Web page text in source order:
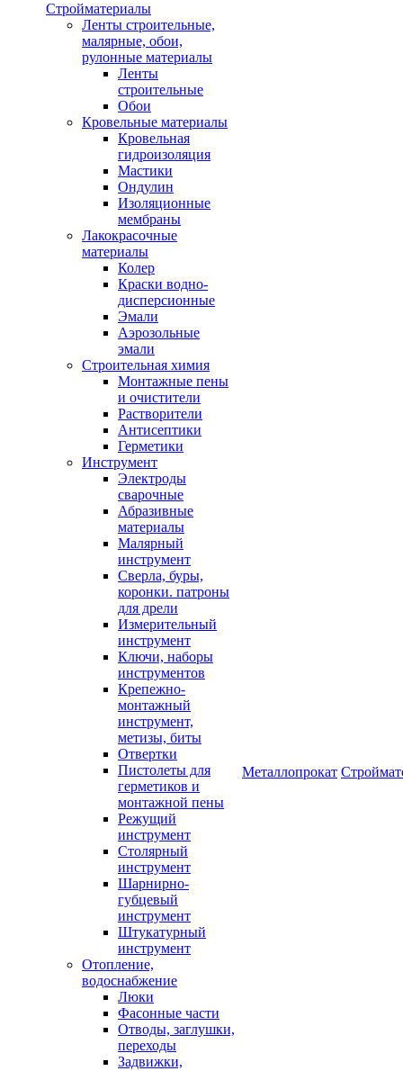
Стройматериалы
Ленты строительные,
малярные, обои,
рулонные материалы
Ленты
строительные
Обои
Кровельные материалы
Кровельная
гидроизоляция
Мастики
Ондулин
Изоляционные
мембраны
Лакокрасочные
материалы
Колер
Краски водно-
дисперсионные
Эмали
Аэрозольные
эмали
Строительная химия
Монтажные пены
и очистители
Растворители
Антисептики
Герметики
Инструмент
Электроды
сварочные
Абразивные
материалы
Малярный
инструмент
Сверла, буры,
коронки. патроны
для дрели
Измерительный
инструмент
Ключи, наборы
инструментов
Крепежно-
монтажный
инструмент,
метизы, биты
Отвертки
Пистолеты для
герметиков и
монтажной пены
Режущий
инструмент
Столярный
инструмент
Шарнирно-
губцевый
инструмент
Штукатурный
инструмент
Отопление,
водоснабжение
Люки
Фасонные части
Отводы, заглушки,
переходы
Задвижки,
Металлопрокат